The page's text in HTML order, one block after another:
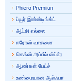
Phiero Premiiun
ப்யூர் இன்ஸ்டிங்க்ட்
ஆட்சி எல்லை
ஈரோஸ் வாசனை
செக்ஸ் அப்பீல் ஸ்ப்ரே
ஆண்கள் பேட்ச்
உண்மையான ஆல்ஃபா